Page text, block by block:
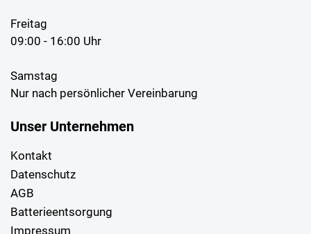
Freitag
09:00 - 16:00 Uhr
Samstag
Nur nach persönlicher Vereinbarung
Unser Unternehmen
Kontakt
Datenschutz
AGB
Batterieentsorgung
Impressum